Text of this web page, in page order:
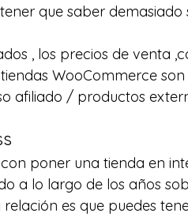
que saber
, los precios de venta
WooCommerce
afiliado / productos
poner una tienda en
a lo largo de los años
es que puedes